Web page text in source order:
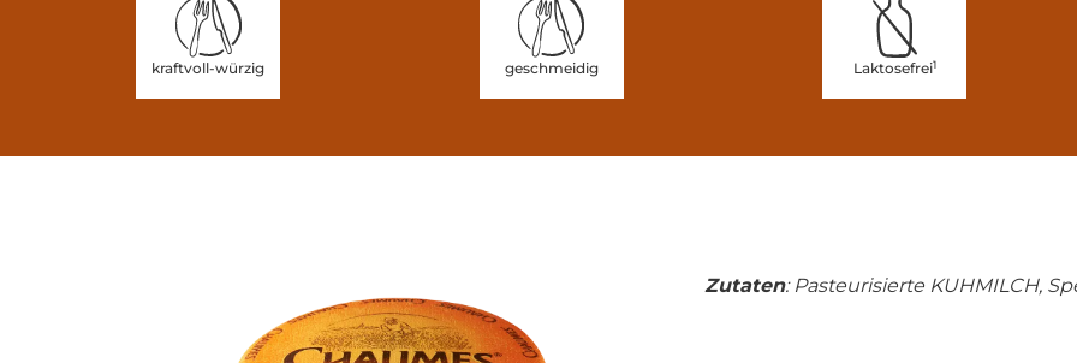
kraftvoll-würzig geschmeidig Laktosefrei1
Zutaten: Pasteurisierte KUHMILCH,